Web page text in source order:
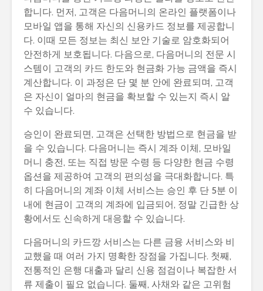
합니다. 먼저, 고객은 다음머니의 온라인 플랫폼이나
모바일 앱을 통해 자신의 신용카드 정보를 제공합니
다. 이때 모든 정보는 최신 보안 기술로 암호화되어
안전하게 보호됩니다. 다음으로, 다음머니의 전문 시
스템이 고객의 카드 한도와 현금화 가능 금액을 즉시
계산합니다. 이 과정은 단 몇 분 안에 완료되며, 고객
은 자신이 얼마의 현금을 확보할 수 있는지 즉시 알
수 있습니다.
승인이 완료되면, 고객은 선택한 방법으로 현금을 받
을 수 있습니다. 다음머니는 즉시 계좌 이체, 모바일
머니 충전, 또는 직접 방문 수령 등 다양한 현금 수령
옵션을 제공하여 고객의 편의성을 극대화합니다. 특
히 다음머니의 계좌 이체 서비스는 승인 후 단 5분 이
내에 현금이 고객의 계좌에 입금되어, 정말 긴급한 상
황에서도 신속하게 대응할 수 있습니다.
다음머니의 카드깡 서비스는 다른 금융 서비스와 비
교했을 때 여러 가지 명확한 장점을 가집니다. 첫째,
전통적인 은행 대출과 달리 신용 점검이나 복잡한 서
류 제출이 필요 없습니다. 둘째, 사채와 같은 고위험